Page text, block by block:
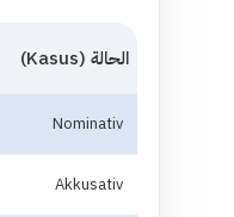
الحالة (Kasus)
Nominativ
Akkusativ